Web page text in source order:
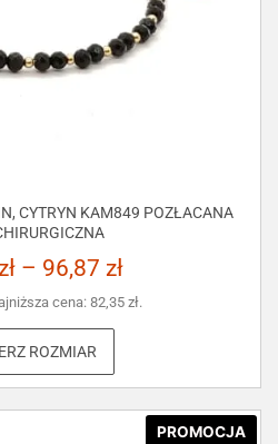
CYTRYN KAM849 POZŁACANA
– 96,87 zł
cena: 82,35 zł.
ROZMIAR
PROMOCJA